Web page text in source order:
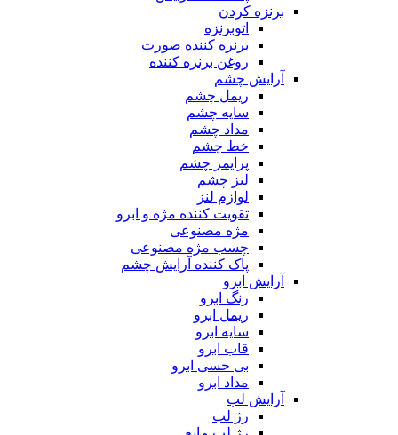
برنزه کردن
اتوبرنزه
برنزه کننده صورت
روغن برنزه کننده
آرایش چشم
ریمل چشم
سایه چشم
مداد چشم
خط چشم
پرایمر چشم
لنز چشم
لوازم لنز
تقویت کننده مژه و ابرو
مژه مصنوعی
چسب مژه مصنوعی
پاک کننده آرایش چشم
آرایش ابرو
رنگ ابرو
ریمل ابرو
سایه ابرو
قاب ابرو
بی حسی ابرو
مداد ابرو
آرایش لب
رژ لب